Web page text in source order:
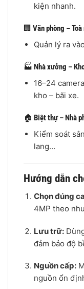
kiện nhanh.
🏢 Văn phòng – Toà
Quản lý ra
🏭 Nhà xưởng –
16–24
kho – bãi xe.
🏠 Biệt thự – Nhà
Kiểm soát
lang…
Hướng dẫn
Chọn đúng
4MP theo
Lưu trữ:
đảm bảo độ
Nguồn cấp:
nguồn ổn